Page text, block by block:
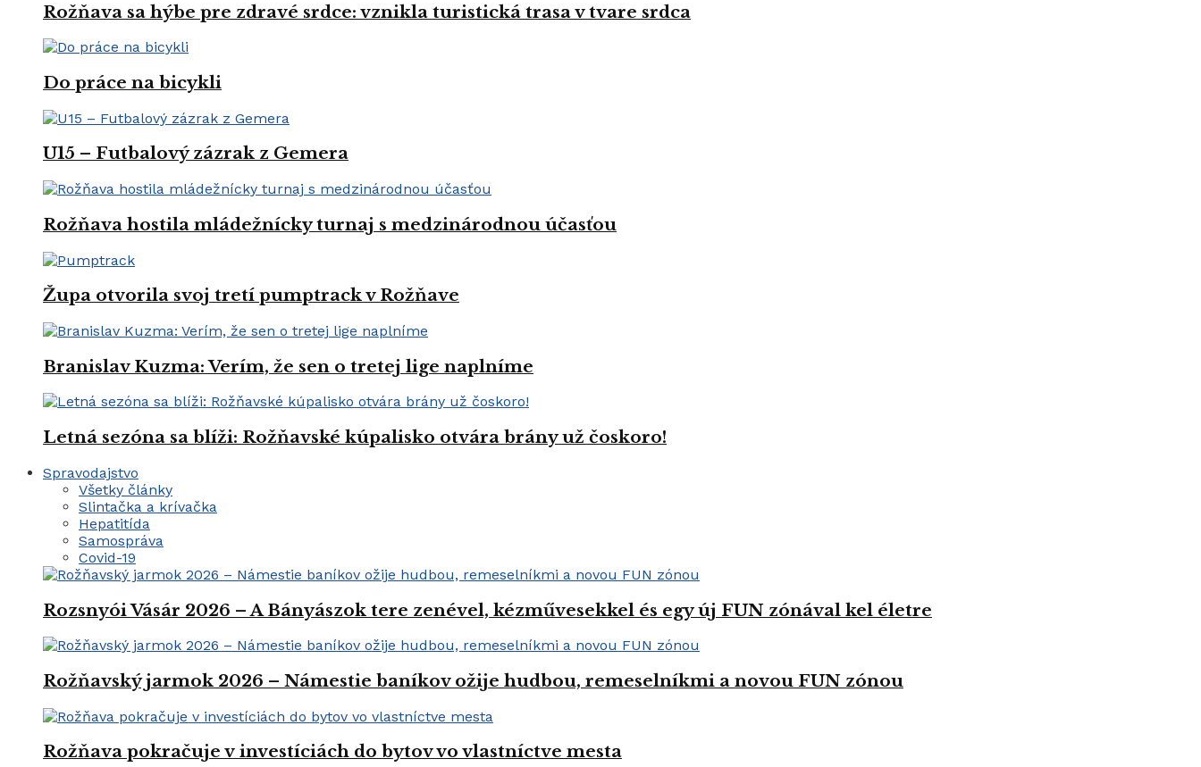
Rožňava sa hýbe pre zdravé srdce: vznikla turistická trasa v tvare srdca
Do práce na bicykli
U15 – Futbalový zázrak z Gemera
Rožňava hostila mládežnícky turnaj s medzinárodnou účasťou
Župa otvorila svoj tretí pumptrack v Rožňave
Branislav Kuzma: Verím, že sen o tretej lige naplníme
Letná sezóna sa blíži: Rožňavské kúpalisko otvára brány už čoskoro!
Spravodajstvo
Všetky články
Slintačka a krívačka
Hepatitída
Samospráva
Covid-19
Rozsnyói Vásár 2026 – A Bányászok tere zenével, kézművesekkel és egy új FUN zónával kel életre
Rožňavský jarmok 2026 – Námestie baníkov ožije hudbou, remeselníkmi a novou FUN zónou
Rožňava pokračuje v investíciách do bytov vo vlastníctve mesta